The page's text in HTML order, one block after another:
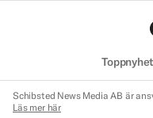
Schibsted News Media AB är
Läs mer här